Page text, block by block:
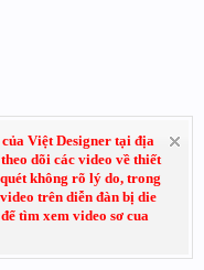
Việt Designer tại địa
dõi các video về thiết
không rõ lý do, trong
trên diễn đàn bị die
tìm xem video sơ cua